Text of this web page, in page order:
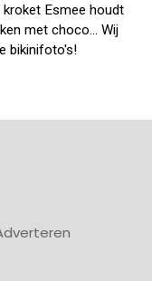
Esmee houdt
met choco... Wij
bikinifoto's!